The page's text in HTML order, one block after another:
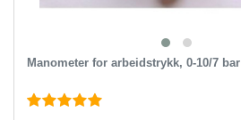
Manometer for arbeidstrykk, 0-10/7 bar